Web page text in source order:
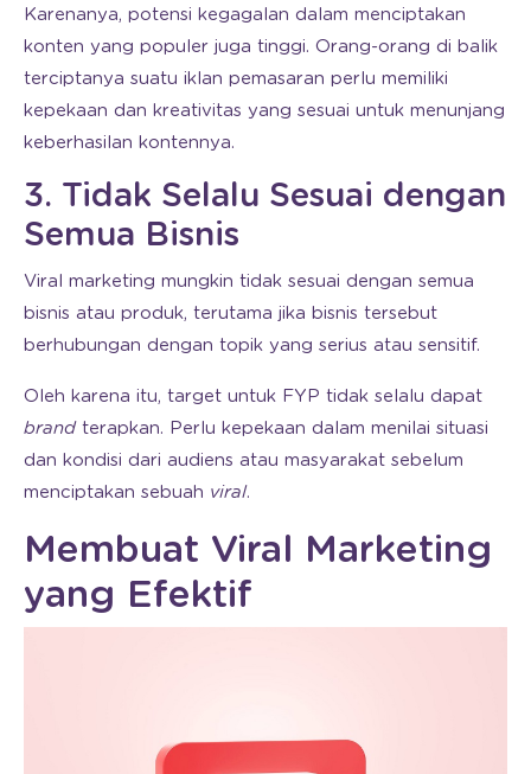
Karenanya, potensi kegagalan dalam menciptakan
konten yang populer juga tinggi. Orang-orang di balik
terciptanya suatu iklan pemasaran perlu memiliki
kepekaan dan kreativitas yang sesuai untuk menunjang
keberhasilan kontennya.
3. Tidak Selalu Sesuai dengan
Semua Bisnis
Viral marketing mungkin tidak sesuai dengan semua
bisnis atau produk, terutama jika bisnis tersebut
berhubungan dengan topik yang serius atau sensitif.
Oleh karena itu, target untuk FYP tidak selalu dapat
brand terapkan. Perlu kepekaan dalam menilai situasi
dan kondisi dari audiens atau masyarakat sebelum
menciptakan sebuah viral.
Membuat Viral Marketing
yang Efektif